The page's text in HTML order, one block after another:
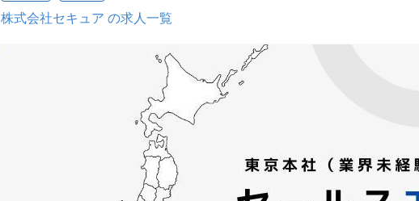
株式会社セキュア の求人一覧